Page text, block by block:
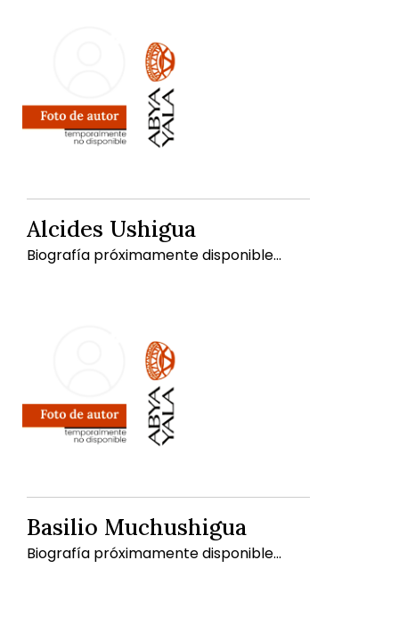
Alcides Ushigua
Biografía próximamente disponible...
Basilio Muchushigua
Biografía próximamente disponible...